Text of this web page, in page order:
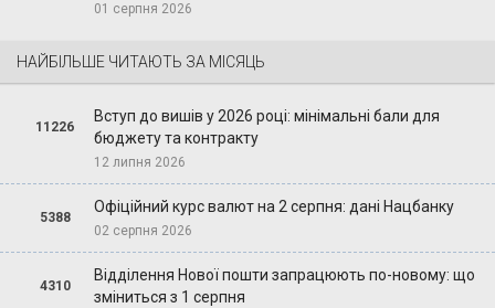
01 серпня 2026
НАЙБІЛЬШЕ ЧИТАЮТЬ ЗА МІСЯЦЬ
11226
Вступ до вишів у 2026 році: мінімальні бали для
бюджету та контракту
12 липня 2026
5388
Офіційний курс валют на 2 серпня: дані Нацбанку
02 серпня 2026
4310
Відділення Нової пошти запрацюють по-новому: що
зміниться з 1 серпня